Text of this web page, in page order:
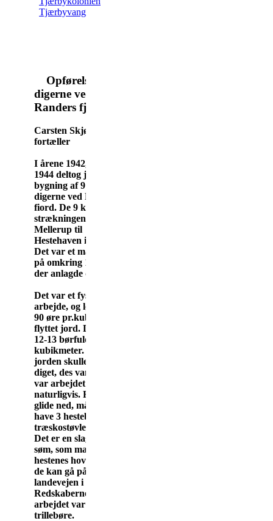
Tjærbyvang
Opførelsen af
digerne ved
Randers fjord
Carsten Skjødt
fortæller
I årene 1942, 1943 og
1944 deltog jeg i
bygning af 9 km af
digerne ved Randers
fiord. De 9 km var
strækningen fra
Mellerup til
Hestehaven i Albæk.
Det var et mandskab
på omkring 135 mand,
der anlagde digere.
Det var et fysisk hårdt
arbejde, og lønnen var
90 øre pr.kubikmeter
flyttet jord. Der skulle
12-13 børfulde til 1
kubikmeter. Jo højere
jorden skulle op på
diget, des vanskeligere
var arbejdet
naturligvis. For ikke at
glide ned, måtte vi
have 3 hestebrodder i
træskostøvlerne.
Det er en slags kraftige
søm, som man slår i
hestenes hove, for at
de kan gå på
landevejen i glat føre.
Redskaberne til
arbejdet var skovle og
trillebøre.